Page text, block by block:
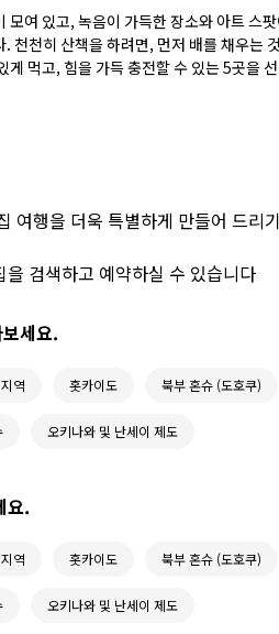
모여 있고, 녹음이 가득한 장소와 아트 스
. 천천히 산책을 하려면, 먼저 배를 채우는
게 먹고, 힘을 가득 충전할 수 있는 5곳을
여행을 더욱 특별하게 만들어 드리
을 검색하고 예약하실 수 있습니다
세요.
역 홋카이도 북부 혼슈 (도호쿠)
오키나와 및 난세이 제도
요.
역 홋카이도 북부 혼슈 (도호쿠)
오키나와 및 난세이 제도